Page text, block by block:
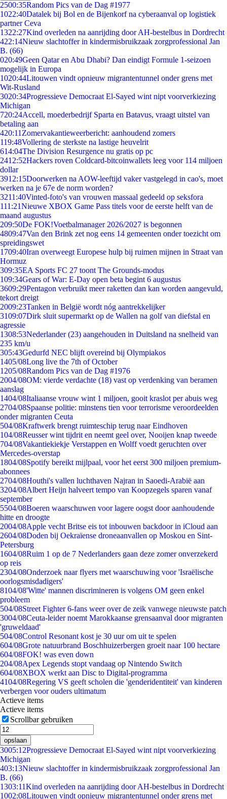
2500:35Random Pics van de Dag #1977
1022:40Datalek bij Bol en de Bijenkorf na cyberaanval op logistiek
partner Ceva
1322:27Kind overleden na aanrijding door AH-bestelbus in Dordrecht
422:14Nieuw slachtoffer in kindermisbruikzaak zorgprofessional Jan
B. (66)
020:49Geen Qatar en Abu Dhabi? Dan eindigt Formule 1-seizoen
mogelijk in Europa
1020:44Litouwen vindt opnieuw migrantentunnel onder grens met
Wit-Rusland
3020:34Progressieve Democraat El-Sayed wint nipt voorverkiezing
Michigan
720:24Accell, moederbedrijf Sparta en Batavus, vraagt uitstel van
betaling aan
420:11 Zomervakantieweerbericht: aanhoudend zomers
119:48Vollering de sterkste na lastige heuvelrit
614:04The Division Resurgence nu gratis op pc
2412:52Hackers roven Coldcard-bitcoinwallets leeg voor 114 miljoen
dollar
3912:15Doorwerken na AOW-leeftijd vaker vastgelegd in cao's, moet
werken na je 67e de norm worden?
3211:40Vinted-foto's van vrouwen massaal gedeeld op seksfora
111:21Nieuwe XBOX Game Pass titels voor de eerste helft van de
maand augustus
209:50De FOK!Voetbalmanager 2026/2027 is begonnen
4809:47Van den Brink zet nog eens 14 gemeenten onder toezicht om
spreidingswet
1709:40Iran overweegt Europese hulp bij ruimen mijnen in Straat van
Hormuz
309:35EA Sports FC 27 toont The Grounds-modus
109:34Gears of War: E-Day open beta begint 6 augustus
3609:29Pentagon verbruikt meer raketten dan kan worden aangevuld,
tekort dreigt
2009:23Tanken in België wordt nóg aantrekkelijker
3109:07Dirk sluit supermarkt op de Wallen na golf van diefstal en
agressie
1308:53Nederlander (23) aangehouden in Duitsland na snelheid van
235 km/u
305:43Gedurfd NEC blijft overeind bij Olympiakos
1405/08Long live the 7th of October
1205/08Random Pics van de Dag #1976
2004/08OM: vierde verdachte (18) vast op verdenking van beramen
aanslag
1404/08Italiaanse vrouw wint 1 miljoen, gooit kraslot per abuis weg
2704/08Spaanse politie: minstens tien voor terrorisme veroordeelden
onder migranten Ceuta
504/08Kraftwerk brengt ruimteschip terug naar Eindhoven
104/08Reusser wint tijdrit en neemt geel over, Nooijen knap tweede
704/08Vakantiekiekje Verstappen en Wolff voedt geruchten over
Mercedes-overstap
1804/08Spotify bereikt mijlpaal, voor het eerst 300 miljoen premium-
abonnees
2704/08Houthi's vallen luchthaven Najran in Saoedi-Arabië aan
3204/08Albert Heijn halveert tempo van Koopzegels sparen vanaf
september
5504/08Boeren waarschuwen voor lagere oogst door aanhoudende
hitte en droogte
2004/08Apple vecht Britse eis tot inbouwen backdoor in iCloud aan
2604/08Doden bij Oekraïense droneaanvallen op Moskou en Sint-
Petersburg
1604/08Ruim 1 op de 7 Nederlanders gaan deze zomer onverzekerd
op reis
2304/08Onderzoek naar flyers met waarschuwing voor 'Israëlische
oorlogsmisdadigers'
8104/08'Witte' mannen discrimineren is volgens OM geen enkel
probleem
504/08Street Fighter 6-fans weer over de zeik vanwege nieuwste patch
3004/08Ceuta-leider noemt Marokkaanse grensaanval door migranten
'gruweldaad'
504/08Control Resonant kost je 30 uur om uit te spelen
604/08Grote natuurbrand Boschhuizerbergen groeit naar 100 hectare
604/08FOK! was even down
204/08Apex Legends stopt vandaag op Nintendo Switch
604/08XBOX werkt aan Disc to Digital-programma
4104/08Regering VS geeft scholen die 'genderidentiteit' van kinderen
verbergen voor ouders ultimatum
Actieve items
Actieve items
Scrollbar gebruiken
opslaan
3005:12Progressieve Democraat El-Sayed wint nipt voorverkiezing
Michigan
403:13Nieuw slachtoffer in kindermisbruikzaak zorgprofessional Jan
B. (66)
1303:11Kind overleden na aanrijding door AH-bestelbus in Dordrecht
1002:08Litouwen vindt opnieuw migrantentunnel onder grens met